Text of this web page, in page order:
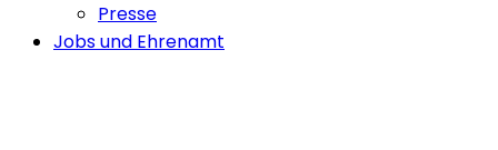
Presse
Jobs und Ehrenamt